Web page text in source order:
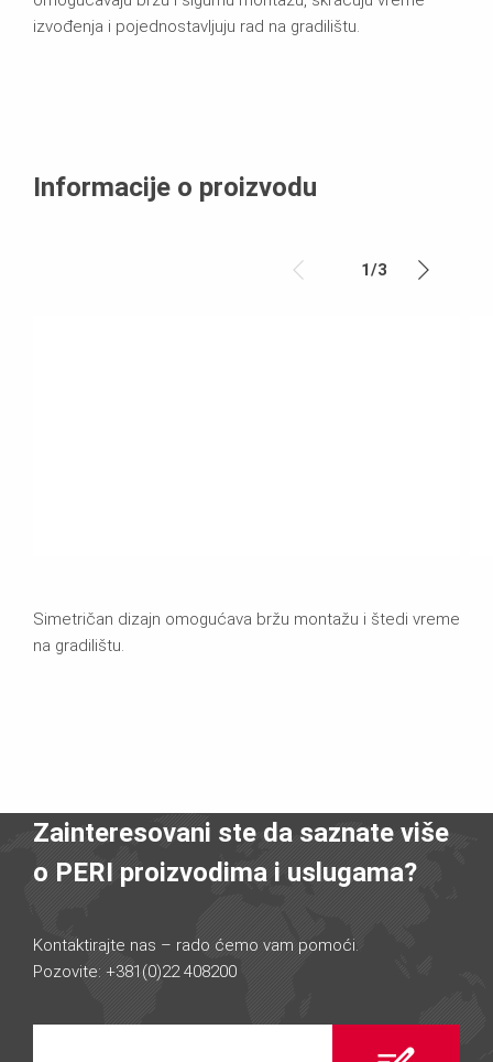
izvođenja i pojednostavljuju rad na gradilištu.
Informacije o proizvodu
1/3
Simetričan dizajn omogućava bržu montažu i štedi vreme
na gradilištu.
Zainteresovani ste da saznate više
o PERI proizvodima i uslugama?
Kontaktirajte nas – rado ćemo vam pomoći.
Pozovite: +381(0)22 408200